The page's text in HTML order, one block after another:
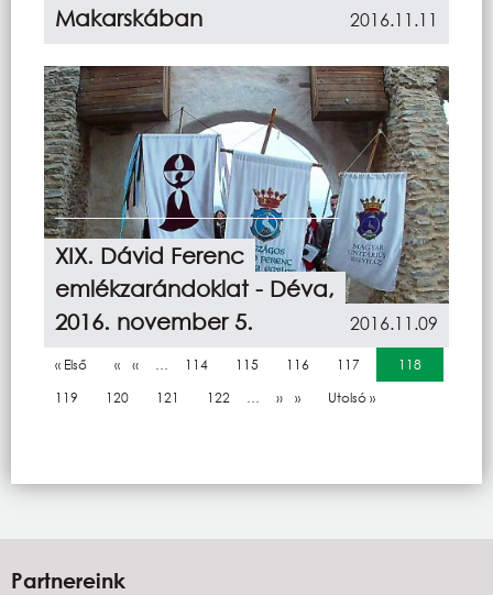
Makarskában
2016.11.11
XIX. Dávid Ferenc
emlékzarándoklat - Déva,
2016. november 5.
2016.11.09
Oldalszámozás
Első oldal
« Első Előző oldal
‹‹ … Oldal
114 Oldal
115 Oldal
116 Oldal
117 Jelenlegi oldal
118
Oldal
119 Oldal
120 Oldal
121 Oldal
122 … Következő oldal
›› Utolsó oldal
Utolsó »
Partnereink